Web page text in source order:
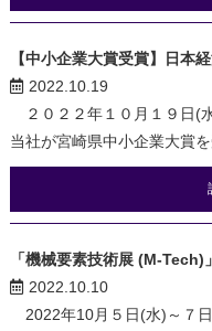
【中小企業大賞受賞】日本
2022.10.19
２０２２年１０月１９日(
当社が宮崎県中小企業大賞
「機械要素技術展 (M-Tech)
2022.10.10
2022年10月５日(水)～７